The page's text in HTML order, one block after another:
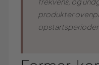
produkter